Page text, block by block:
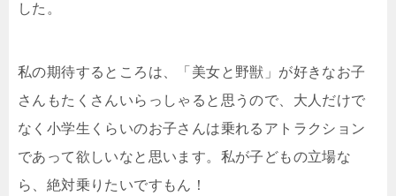
した。
私の期待するところは、「美女と野獣」が好きなお子
さんもたくさんいらっしゃると思うので、大人だけで
なく小学生くらいのお子さんは乗れるアトラクション
であって欲しいなと思います。私が子どもの立場な
ら、絶対乗りたいですもん！